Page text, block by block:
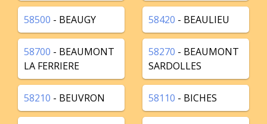
58500 - BEAUGY 58420 - BEAULIEU
58700 - BEAUMONT
LA FERRIERE
58270 - BEAUMONT
SARDOLLES
58210 - BEUVRON 58110 - BICHES